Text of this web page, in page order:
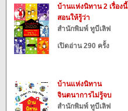
บ้านแห่งนิทาน 2 เรื่องนี้
สอนให้รู้ว่า
สำนักพิมพ์ ทูบีเลิฟ
เปิดอ่าน 290 ครั้ง
บ้านแห่งนิทาน
จินตนาการไม่รู้จบ
สำนักพิมพ์ ทูบีเลิฟ